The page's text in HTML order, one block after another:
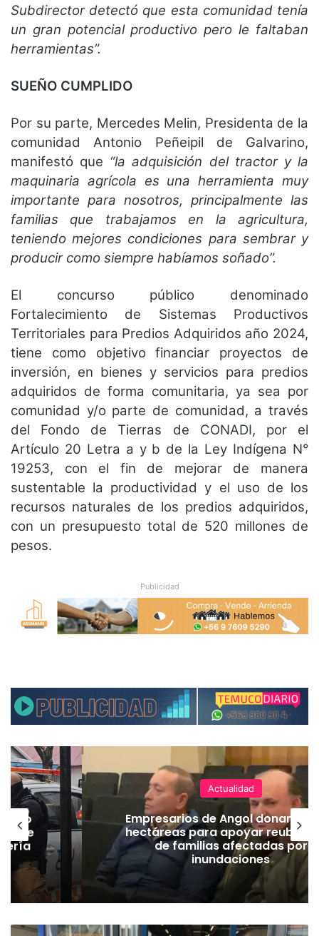
Subdirector detectó que esta comunidad tenía
un gran potencial productivo pero le faltaban
herramientas”.
SUEÑO CUMPLIDO
Por su parte, Mercedes Melin, Presidenta de la
comunidad Antonio Peñeipil de Galvarino,
manifestó que “la adquisición del tractor y la
maquinaria agrícola es una herramienta muy
importante para nosotros, principalmente las
familias que trabajamos en la agricultura,
teniendo mejores condiciones para sembrar y
producir como siempre habíamos soñado”.
El concurso público denominado
Fortalecimiento de Sistemas Productivos
Territoriales para Predios Adquiridos año 2024,
tiene como objetivo financiar proyectos de
inversión, en bienes y servicios para predios
adquiridos de forma comunitaria, ya sea por
comunidad y/o parte de comunidad, a través
del Fondo de Tierras de CONADI, por el
Artículo 20 Letra a y b de la Ley Indígena N°
19253, con el fin de mejorar de manera
sustentable la productividad y el uso de los
recursos naturales de los predios adquiridos,
con un presupuesto total de 520 millones de
pesos.
Publicidad
de
Actualidad
Empresarios de Angol donan
hectáreas para apoyar
de familias afectadas por
inundaciones
A